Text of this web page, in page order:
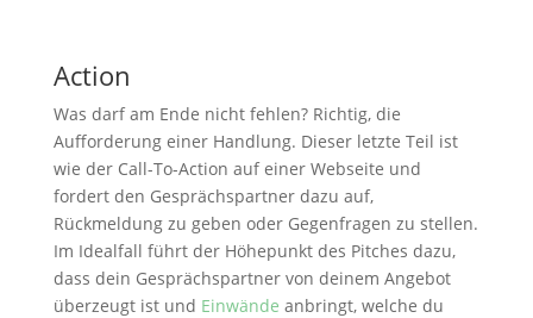
Action
Was darf am Ende nicht fehlen? Richtig, die
Aufforderung einer Handlung. Dieser letzte Teil ist
wie der Call-To-Action auf einer Webseite und
fordert den Gesprächspartner dazu auf,
Rückmeldung zu geben oder Gegenfragen zu stellen.
Im Idealfall führt der Höhepunkt des Pitches dazu,
dass dein Gesprächspartner von deinem Angebot
überzeugt ist und Einwände anbringt, welche du